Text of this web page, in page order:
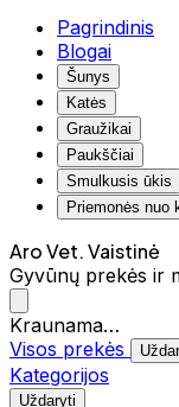
Pagrindinis
Blogai
Šunys
Katės
Graužikai
Paukščiai
Smulkusis ūkis
Priemonės nuo
Aro Vet. Vaistinė
Gyvūnų prekės ir
Kraunama…
Visos prekės
Kategorijos
Uždaryti